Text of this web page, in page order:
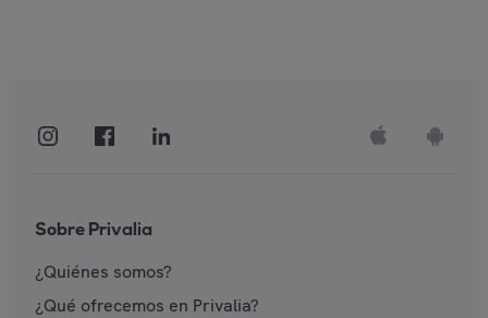
Sobre Privalia
¿Quiénes somos?
¿Qué ofrecemos en Privalia?